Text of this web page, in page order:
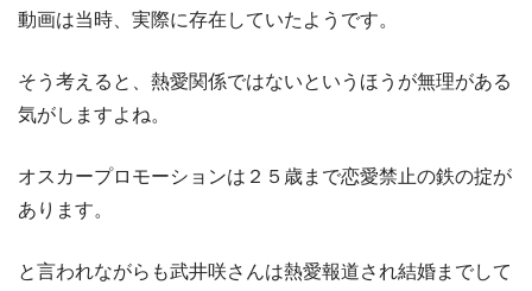
動画は当時、実際に存在していたようです。
そう考えると、熱愛関係ではないというほうが無理がある
気がしますよね。
オスカープロモーションは２５歳まで恋愛禁止の鉄の掟が
あります。
と言われながらも武井咲さんは熱愛報道され結婚までして